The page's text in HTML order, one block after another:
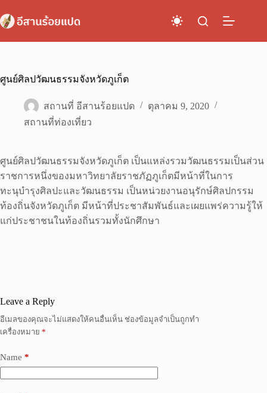
to
content
ศูนย์ศิลปวัฒนธรรมจังหวัดภูเก็ต
สถานที่ อีสานร้อยแปด
ตุลาคม 9, 2020
สถานที่ท่องเที่ยว
ศูนย์ศิลปวัฒนธรรมจังหวัดภูเก็ต เป็นแหล่งรวมวัฒนธรรมเป็นส่วน
ราชการหนึ่งของมหาวิทยาลัยราชภัฏภูเก็ตมีหน้าที่ในการ
ทะนุบำรุงศิลปะและวัฒนธรรม เป็นหน่วยงานอนุรักษ์ศิลปกรรม
ท้องถิ่นจังหวัดภูเก็ต มีหน้าที่ประชาสัมพันธ์และเผยแพร่ความรู้ให้
แก่ประชาชนในท้องถิ่นรวมทั้งนักศึกษา
Leave a Reply
อีเมลของคุณจะไม่แสดงให้คนอื่นเห็น ช่องข้อมูลจำเป็นถูกทำ
เครื่องหมาย *
Name *